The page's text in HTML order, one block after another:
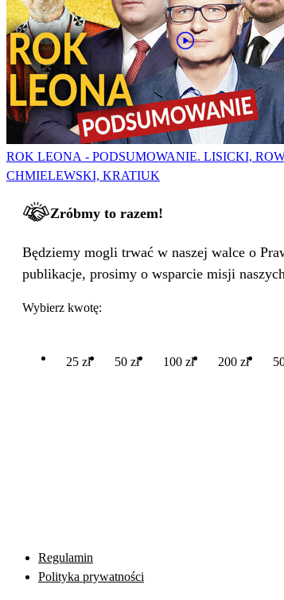
ROK LEONA - PODSUMOWANIE. LISICKI,
CHMIELEWSKI, KRATIUK
Zróbmy to razem!
Będziemy mogli trwać w naszej walce o
publikacje, prosimy o wsparcie misji
Wybierz kwotę:
25 zł 50 zł 100 zł 200 zł
Regulamin
Polityka prywatności